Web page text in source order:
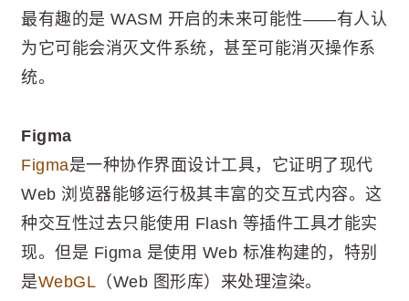
最有趣的是 WASM 开启的未来可能性——有人认
为它可能会消灭文件系统，甚至可能消灭操作系
统。
Figma
Figma是一种协作界面设计工具，它证明了现代
Web 浏览器能够运行极其丰富的交互式内容。这
种交互性过去只能使用 Flash 等插件工具才能实
现。但是 Figma 是使用 Web 标准构建的，特别
是WebGL （Web 图形库）来处理渲染。